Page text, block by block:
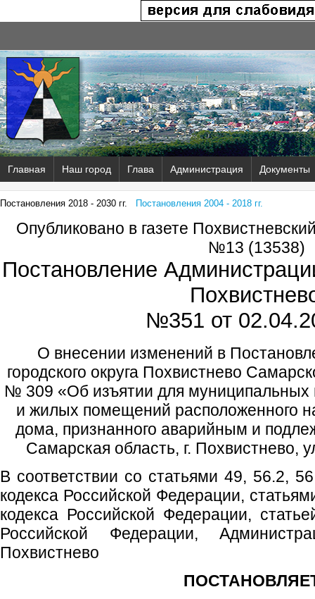
Главная Наш город Глава Администрация Документы
Постановления 2018 - 2030 гг. Постановления 2004 - 2018 гг.
Опубликовано в газете
№13 (13538)
Постановление
№351 от
О внесении изменений в
городского округа Похвистнево
№ 309 «Об изъятии для муниципальных
и жилых помещений расположенного
дома, признанного аварийным и
Самарская область, г. Похвистнево,
В соответствии со статьями 49, 56.2,
кодекса Российской Федерации,
кодекса Российской Федерации,
Российской Федерации,
Похвистнево